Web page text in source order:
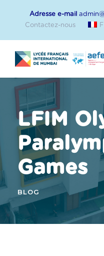
Adresse e-mail
Contactez-nous
LFIM
Games
BLOG